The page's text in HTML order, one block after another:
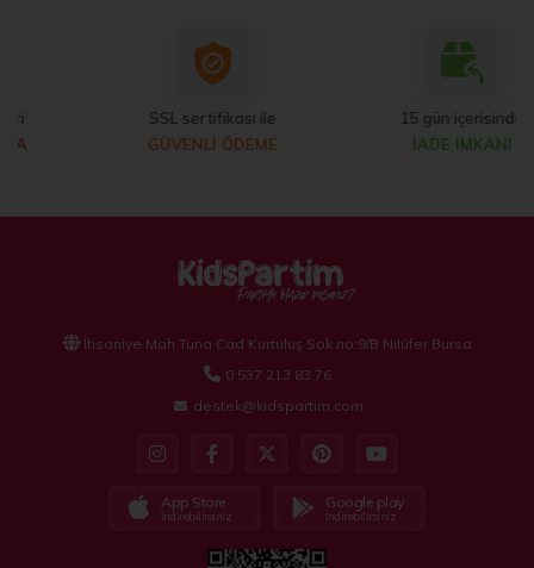
SSL sertifikası ile
GÜVENLİ ÖDEME
15 gün içerisinde
İADE İMKANI
İhsaniye Mah Tuna Cad Kurtuluş Sok no:9/B Nilüfer Bursa
0 537 213 83 76
destek@kidspartim.com
App Store
İndirebilirsiniz
Google play
İndirebilirsiniz